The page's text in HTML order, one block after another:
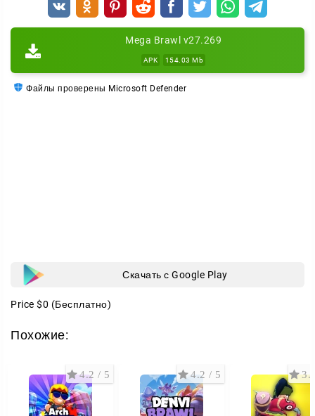
Mega Brawl v27.269
APK 154.03 Mb
Файлы проверены Microsoft Defender
Скачать с Google Play
Price $0 (Бесплатно)
Похожие:
4.2 / 5 4.2 / 5